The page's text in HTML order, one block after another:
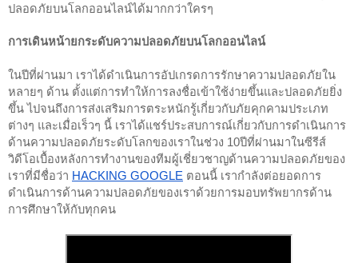
ปลอดภัยบนโลกออนไลน์ได้มากกว่าใครๆ
การเดินหน้ายกระดับความปลอดภัยบนโลกออนไลน์
ในปีที่ผ่านมา เราได้ดำเนินการอัปเกรดการรักษาความปลอดภัยใน
หลายๆ ด้าน ตั้งแต่การทำให้การลงชื่อเข้าใช้ง่ายขึ้นและปลอดภัยยิ่ง
ขึ้น ไปจนถึงการส่งเสริมการตระหนักรู้เกี่ยวกับภัยคุกคามประเภท
ต่างๆ และเมื่อเร็วๆ นี้ เราได้แชร์ประสบการณ์เกี่ยวกับการดำเนินการ
ด้านความปลอดภัยระดับโลกของเราในช่วง 10ปีที่ผ่านมาในซีรีส์
วิดีโอเบื้องหลังการทำงานของทีมผู้เชี่ยวชาญด้านความปลอดภัยของ
เราที่มีชื่อว่า HACKING GOOGLE ตอนนี้ เรากำลังต่อยอดการ
ดำเนินการด้านความปลอดภัยของเราด้วยการมอบทรัพยากรด้าน
การศึกษาให้กับทุกคน